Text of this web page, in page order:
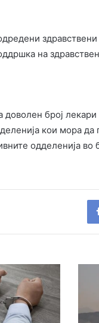
на
доволен број
кои мора да
одделенија во